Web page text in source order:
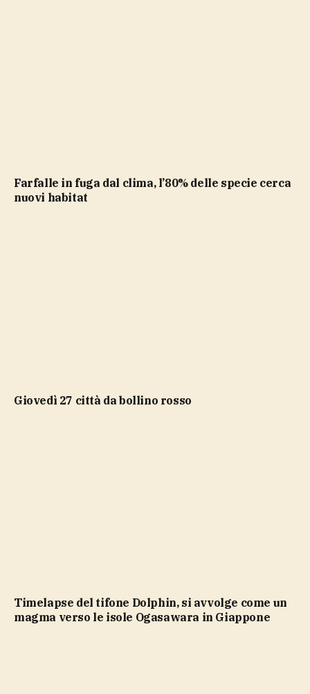
Farfalle in fuga dal clima, l’80% delle specie cerca
nuovi habitat
giovedì 27 città da bollino rosso
Timelapse del tifone Dolphin, si avvolge come un
magma verso le isole Ogasawara in Giappone